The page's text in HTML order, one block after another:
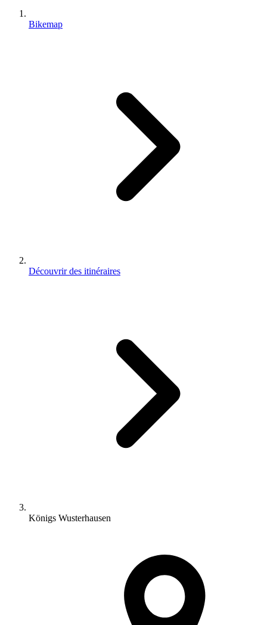
Bikemap
Découvrir des itinéraires
Königs Wusterhausen